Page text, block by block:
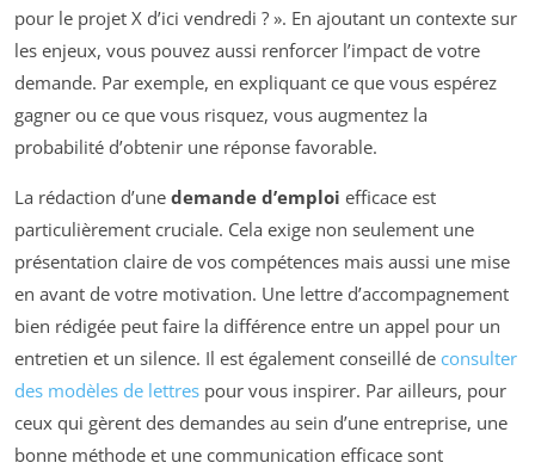
pour le projet X d’ici vendredi ? ». En ajoutant un contexte sur
les enjeux, vous pouvez aussi renforcer l’impact de votre
demande. Par exemple, en expliquant ce que vous espérez
gagner ou ce que vous risquez, vous augmentez la
probabilité d’obtenir une réponse favorable.
La rédaction d’une demande d’emploi efficace est
particulièrement cruciale. Cela exige non seulement une
présentation claire de vos compétences mais aussi une mise
en avant de votre motivation. Une lettre d’accompagnement
bien rédigée peut faire la différence entre un appel pour un
entretien et un silence. Il est également conseillé de consulter
des modèles de lettres pour vous inspirer. Par ailleurs, pour
ceux qui gèrent des demandes au sein d’une entreprise, une
bonne méthode et une communication efficace sont